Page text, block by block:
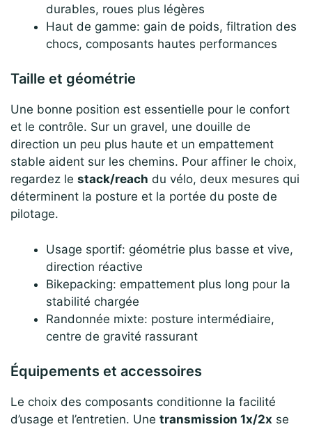
durables, roues plus légères
Haut de gamme: gain de poids, filtration des
chocs, composants hautes performances
Taille et géométrie
Une bonne position est essentielle pour le confort
et le contrôle. Sur un gravel, une douille de
direction un peu plus haute et un empattement
stable aident sur les chemins. Pour affiner le choix,
regardez le stack/reach du vélo, deux mesures qui
déterminent la posture et la portée du poste de
pilotage.
Usage sportif: géométrie plus basse et vive,
direction réactive
Bikepacking: empattement plus long pour la
stabilité chargée
Randonnée mixte: posture intermédiaire,
centre de gravité rassurant
Équipements et accessoires
Le choix des composants conditionne la facilité
d’usage et l’entretien. Une transmission 1x/2x se